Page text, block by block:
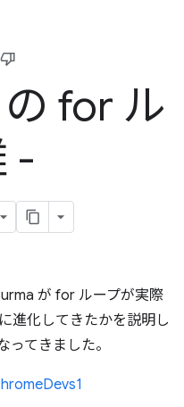
for ル
-
が for ループが実際
進化してきたかを説明し
ってきました。